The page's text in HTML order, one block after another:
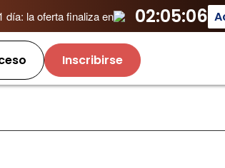
día: la oferta finaliza en 02:05:06
Inscribirse